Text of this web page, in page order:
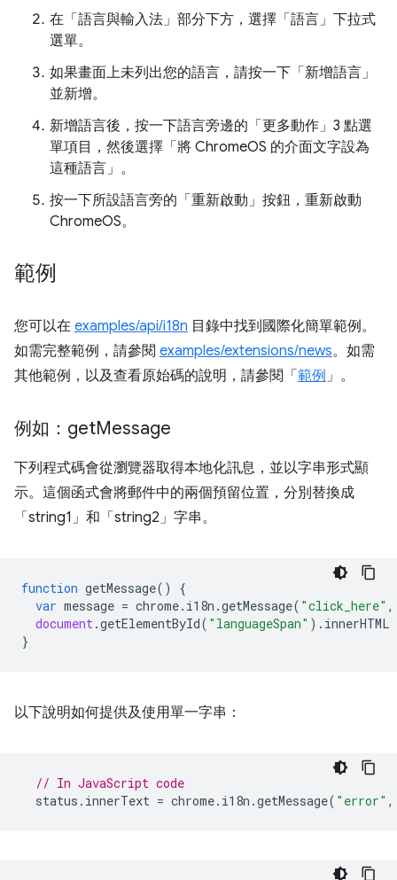
在「語言與輸入法」 部分下方，選擇「語言」 下拉式
選單。
如果畫面上未列出您的語言，請按一下「新增語言」
並新增。
新增語言後，按一下語言旁邊的「更多動作」 3 點選
單項目，然後選擇「將 ChromeOS 的介面文字設為
這種語言」 。
按一下所設語言旁的「重新啟動」 按鈕，重新啟動
ChromeOS。
範例
您可以在 examples/api/i18n 目錄中找到國際化簡單範例。
如需完整範例，請參閱 examples/extensions/news。如需
其他範例，以及查看原始碼的說明，請參閱「 範例 」。
例如：getMessage
下列程式碼會從瀏覽器取得本地化訊息，並以字串形式顯
示。這個函式會將郵件中的兩個預留位置，分別替換成
「string1」和「string2」字串。
function getMessage()
{
var message = chrome. i18n .getMessage( "click_here" ,
document.getElementById( "languageSpan" ). innerHTML
}
以下說明如何提供及使用單一字串：
// In JavaScript code
status . innerText = chrome. i18n .getMessage( "error" ,